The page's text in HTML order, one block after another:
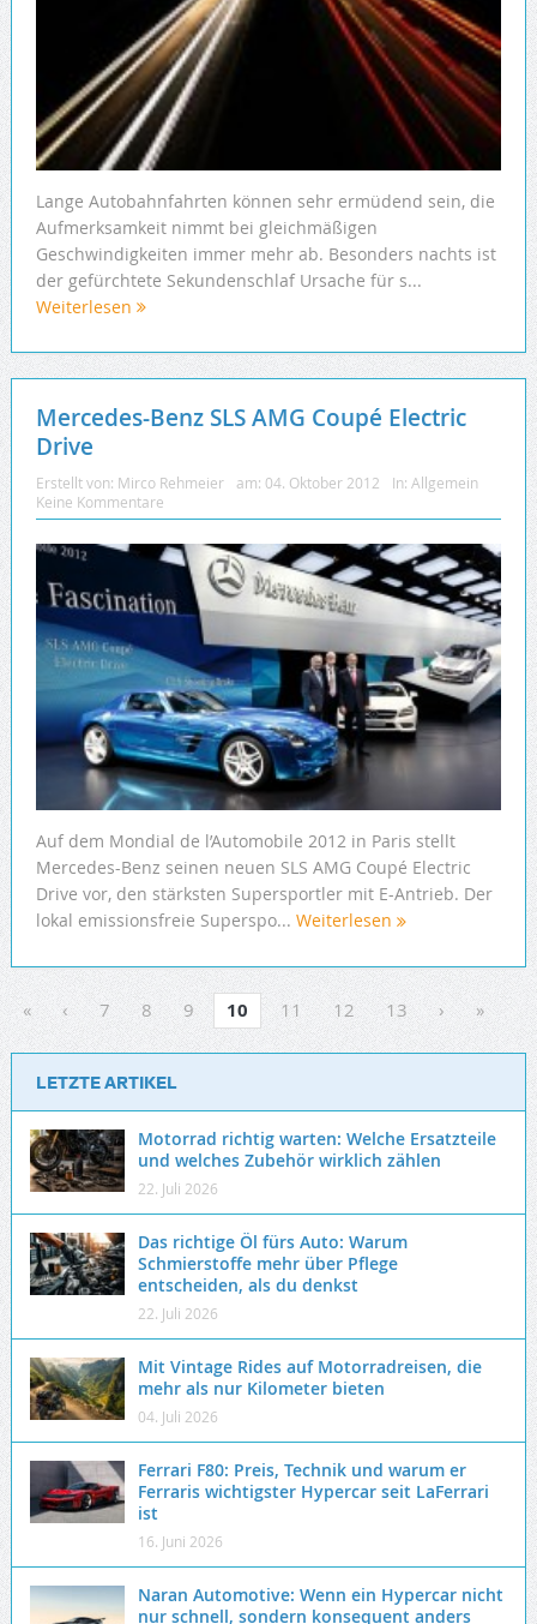
Lange Autobahnfahrten können sehr ermüdend sein, die
Aufmerksamkeit nimmt bei gleichmäßigen
Geschwindigkeiten immer mehr ab. Besonders nachts ist
der gefürchtete Sekundenschlaf Ursache für s...
Weiterlesen
Mercedes-Benz SLS AMG Coupé Electric
Drive
Erstellt von: Mirco Rehmeier am: 04. Oktober 2012 In: Allgemein
Keine Kommentare
Auf dem Mondial de l’Automobile 2012 in Paris stellt
Mercedes-Benz seinen neuen SLS AMG Coupé Electric
Drive vor, den stärksten Supersportler mit E-Antrieb. Der
lokal emissionsfreie Superspo... Weiterlesen
« ‹ 7 8 9 10 11 12 13 › »
LETZTE ARTIKEL
Motorrad richtig warten: Welche Ersatzteile
und welches Zubehör wirklich zählen
22. Juli 2026
Das richtige Öl fürs Auto: Warum
Schmierstoffe mehr über Pflege
entscheiden, als du denkst
22. Juli 2026
Mit Vintage Rides auf Motorradreisen, die
mehr als nur Kilometer bieten
04. Juli 2026
Ferrari F80: Preis, Technik und warum er
Ferraris wichtigster Hypercar seit LaFerrari
ist
16. Juni 2026
Naran Automotive: Wenn ein Hypercar nicht
nur schnell, sondern konsequent anders